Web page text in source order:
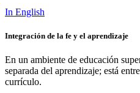
In English
Integración de la fe y el aprendizaje
En un ambiente de educación
separada del aprendizaje; está
currículo.